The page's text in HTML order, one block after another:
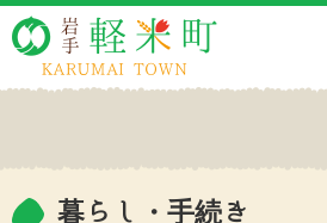
暮らし・手続き